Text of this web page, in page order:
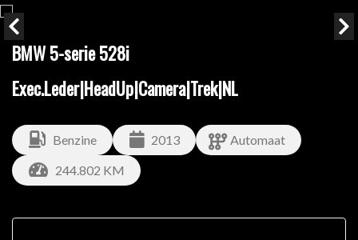
BMW 5-serie 528i
Exec.Leder|HeadUp|Camera|Trek|NL
Benzine 2013
Automaat
244.802 KM